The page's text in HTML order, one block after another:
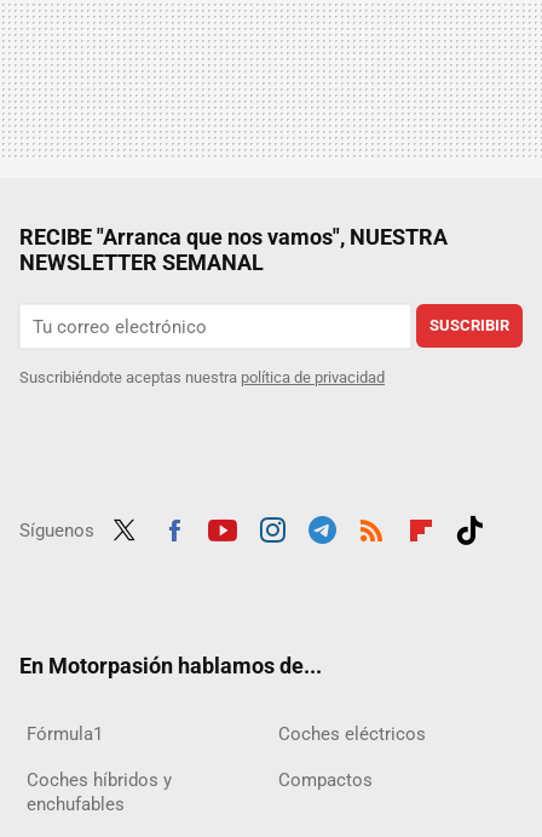
RECIBE "Arranca que nos vamos", NUESTRA
NEWSLETTER SEMANAL
SUSCRIBIR
Suscribiéndote aceptas nuestra política de privacidad
Síguenos
En Motorpasión hablamos de...
Fórmula1 Coches eléctricos
Coches híbridos y
enchufables
Compactos